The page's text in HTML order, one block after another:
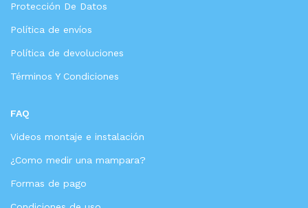
Protección De Datos
Política de envíos
Política de devoluciones
Términos Y Condiciones
FAQ
Videos montaje e instalación
¿Como medir una mampara?
Formas de pago